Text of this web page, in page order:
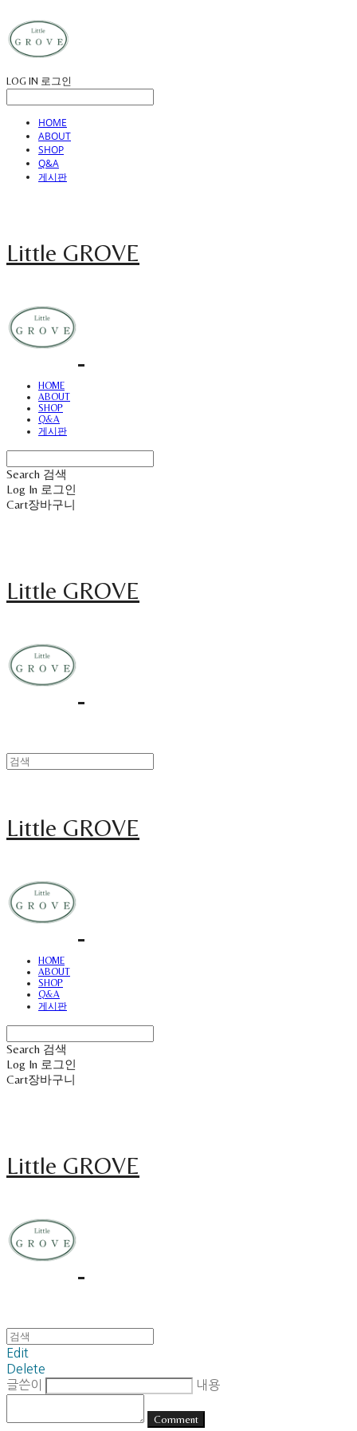
LOG IN 로그인
HOME
ABOUT
SHOP
Q&A
게시판
Little GROVE
HOME
ABOUT
SHOP
Q&A
게시판
Search 검색
Log In 로그인
Cart장바구니
Little GROVE
Little GROVE
HOME
ABOUT
SHOP
Q&A
게시판
Search 검색
Log In 로그인
Cart장바구니
Little GROVE
Edit
Delete
글쓴이
내용
Comment